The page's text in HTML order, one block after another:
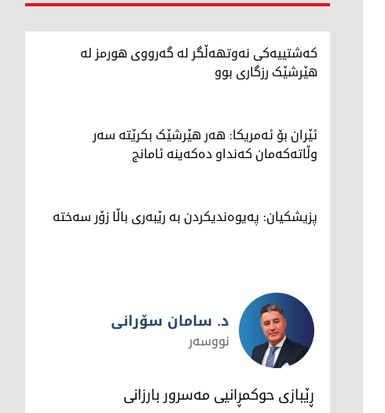
کەشتییەکی نەوتهەڵگر لە گەرووی هورمز لە
هێرشێک رزگاری بوو
ئێران بۆ ئەمریکا: هەر هێرشێک بکرێتە سەر
وڵاتەکەمان کەنداو دەکەینە ئامانج
پزیشکیان: پەیوەندیکردن بە رێبەری باڵا زۆر سەختە
د. سامان سۆرانی
د. سامان سۆرانی
نووسەر
ڕێبازی حوکمڕانیی مەسرور بارزانی